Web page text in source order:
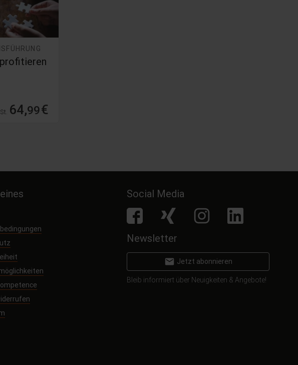
64,99€
Social Media
facebook Xing Instagram LinkedIn
Newsletter
email Jetzt abonnieren
Bleib informiert über Neuigkeiten & Angebote!